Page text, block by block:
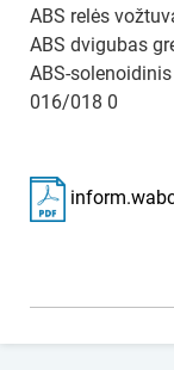
ABS relės
ABS dvigubas
ABS-
016/018 0